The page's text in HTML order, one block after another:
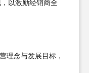
以激励经销商全
理念与发展目标，